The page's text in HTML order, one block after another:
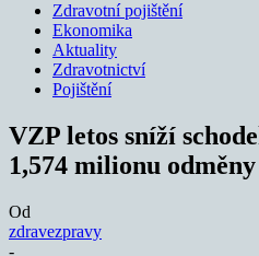
Zdravotní pojištění
Ekonomika
Aktuality
Zdravotnictví
Pojištění
VZP letos sníží
1,574 milionu odměny
Od
zdravezpravy
-